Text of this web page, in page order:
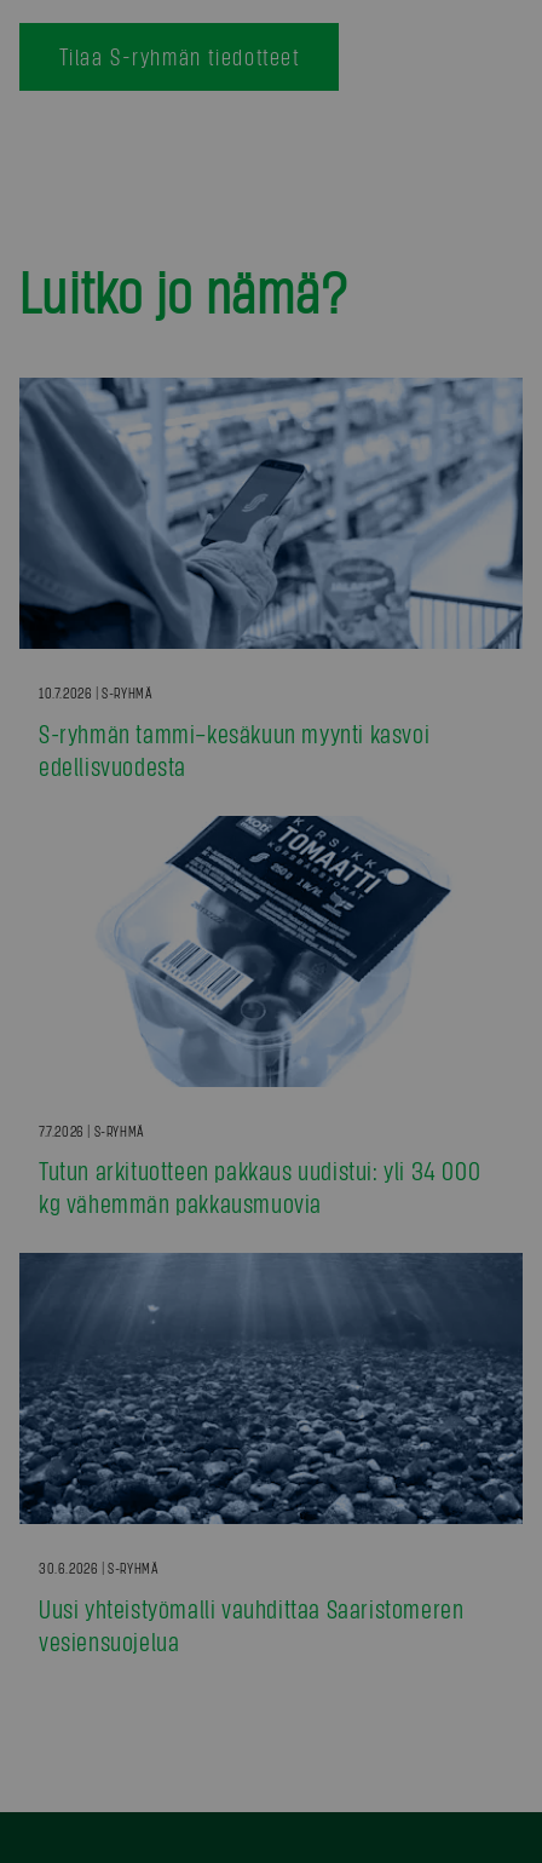
Tilaa S-ryhmän tiedotteet
Luitko jo nämä?
10.7.2026 | S-RYHMÄ
S-ryhmän tammi–kesäkuun myynti kasvoi
edellisvuodesta
7.7.2026 | S-RYHMÄ
Tutun arkituotteen pakkaus uudistui: yli 34 000
kg vähemmän pakkausmuovia
30.6.2026 | S-RYHMÄ
Uusi yhteistyömalli vauhdittaa Saaristomeren
vesiensuojelua